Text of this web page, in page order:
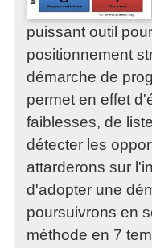
puissant outil
positionnement
démarche de
permet en effet
faiblesses, de
détecter les
attarderons sur
d'adopter une
poursuivrons en
méthode en 7